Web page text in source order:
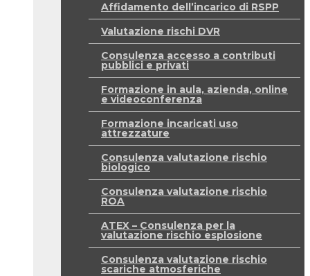
Affidamento dell’incarico di RSPP
Valutazione rischi DVR
Consulenza accesso a contributi
pubblici e privati
Formazione in aula, azienda, online
e videoconferenza
Formazione incaricati uso
attrezzature
Consulenza valutazione rischio
biologico
Consulenza valutazione rischio
ROA
ATEX – Consulenza per la
valutazione rischio esplosione
Consulenza valutazione rischio
scariche atmosferiche